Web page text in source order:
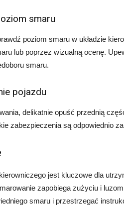
smaru
poziom smaru w układzie
lub poprzez wizualną ocenę.
smaru.
pojazdu
delikatnie opuść przednią
zabezpieczenia są odpowiednio
jest kluczowe dla
zapobiega zużyciu i
smaru i przestrzegać